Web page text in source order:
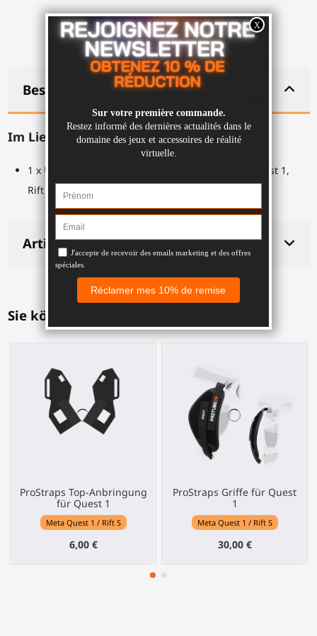
Beschreibung
Im Lieferumfang enthalten:
1 x Untere Befestigung für ProStraps für Meta Quest 1,
Rift S
Artikeldetails
Sie könnten auch mögen
ProStraps Top-Anbringung
für Quest 1
Meta Quest 1 / Rift S
6,00 €
ProStraps Griffe für Quest
1
Meta Quest 1 / Rift S
30,00 €